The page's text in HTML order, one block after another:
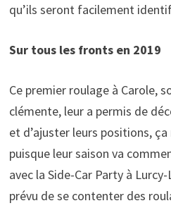
qu’ils seront facilement
Sur tous les fronts en 2019
Ce premier roulage à Carole,
clémente, leur a permis de
et d’ajuster leurs positions, ça
puisque leur saison va
avec la Side-Car Party à
prévu de se contenter des